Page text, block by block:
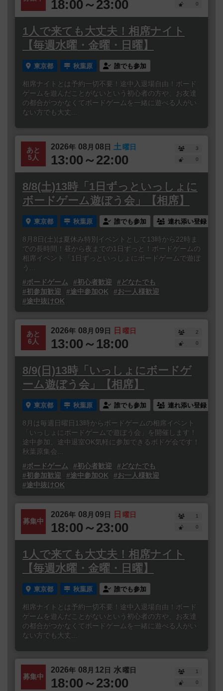
18:00～23:00 0
1人で来ても大丈夫！相席ナイト
【毎週水曜・金曜・日曜】
東京都 秋葉原 誰でも参加
相席ナイトとは予約一切不要！途中入退場自由！ボード
ゲームを遊んだことがないという初心者の方や、お友達
の都合がつかなくてボードゲームを一緒に遊べる人がい
ない方でも大丈...
あと
5人
2026年 08 月 08日 土曜日
13:00～22:00
3
0
8/8(土)13時「1日ずっといっしょに
ボードゲーム遊ぼう会」【相席】
東京都 秋葉原 誰でも参加 連れ添い登録
8月8日(土)は夏休み特別イベントとして13時から22時ま
での長時間！昼から夜までの1日ずっと！ボードゲームの
相席イベント「1日ずっといっしょにボードゲームで遊ぼ
う...
#ボードゲーム
#初心者歓迎
#どなたでも
#初参加歓迎
#途中参加OK
#お一人様歓迎
#途中抜けOK
あと
6人
2026年 08 月 09日 日 曜日
13:00～18:00
2
0
8/9(日)13時「いっしょにボードゲ
ーム遊ぼう会」【相席】
東京都 秋葉原 誰でも参加 連れ添い登録
8月は毎週日曜日13時からボードゲームの相席イベント
「いっしょにボードゲームで遊ぼう会」を開催します！
途中参加、途中退室OK気軽に参加できるボドゲ会です！
秋葉原集会...
#ボードゲーム
#初心者歓迎
#どなたでも
#初参加歓迎
#途中参加OK
#お一人様歓迎
#途中抜けOK
募集中
2026年 08 月 09日 日 曜日
18:00～23:00
1
0
1人で来ても大丈夫！相席ナイト
【毎週水曜・金曜・日曜】
東京都 秋葉原 誰でも参加
相席ナイトとは予約一切不要！途中入退場自由！ボード
ゲームを遊んだことがないという初心者の方や、お友達
の都合がつかなくてボードゲームを一緒に遊べる人がい
ない方でも大丈...
募集中
2026年 08 月 12日 水曜日
18:00～23:00
1
0